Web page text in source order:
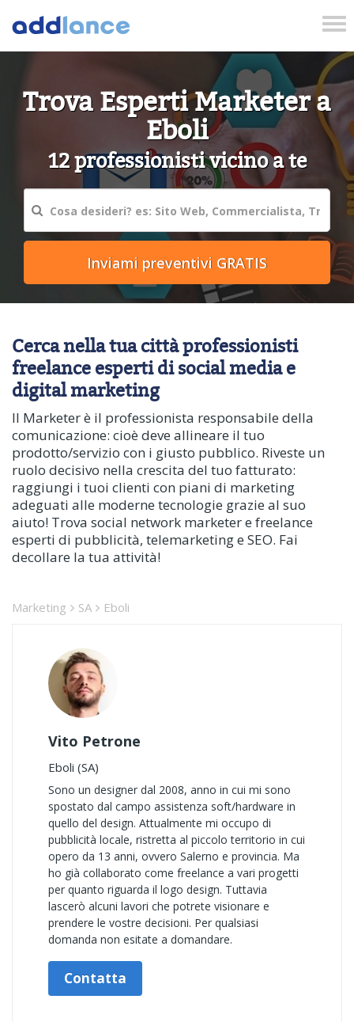
Trova Esperti Marketer a
Eboli
12 professionisti vicino a te
Cerca nella tua città professionisti
freelance esperti di social media e
digital marketing
Il Marketer è il professionista responsabile della
comunicazione: cioè deve allineare il tuo
prodotto/servizio con i giusto pubblico. Riveste un
ruolo decisivo nella crescita del tuo fatturato:
raggiungi i tuoi clienti con piani di marketing
adeguati alle moderne tecnologie grazie al suo
aiuto! Trova social network marketer e freelance
esperti di pubblicità, telemarketing e SEO. Fai
decollare la tua attività!
Marketing SA Eboli
Vito Petrone
Eboli (SA)
Sono un designer dal 2008, anno in cui mi sono
spostato dal campo assistenza soft/hardware in
quello del design. Attualmente mi occupo di
pubblicità locale, ristretta al piccolo territorio in cui
opero da 13 anni, ovvero Salerno e provincia. Ma
ho già collaborato come freelance a vari progetti
per quanto riguarda il logo design. Tuttavia
lascerò alcuni lavori che potrete visionare e
prendere le vostre decisioni. Per qualsiasi
domanda non esitate a domandare.
Contatta